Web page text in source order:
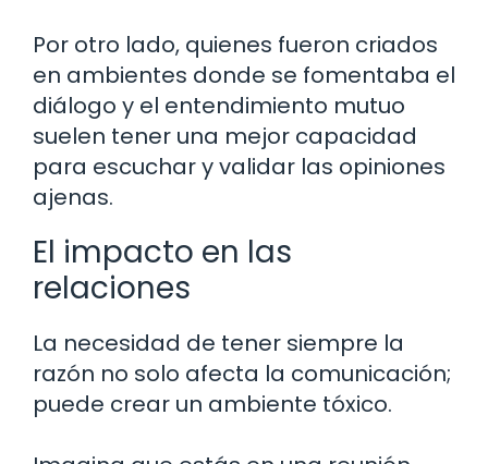
Por otro lado, quienes fueron criados
en ambientes donde se fomentaba el
diálogo y el entendimiento mutuo
suelen tener una mejor capacidad
para escuchar y validar las opiniones
ajenas.
El impacto en las
relaciones
La necesidad de tener siempre la
razón no solo afecta la comunicación;
puede crear un ambiente tóxico.